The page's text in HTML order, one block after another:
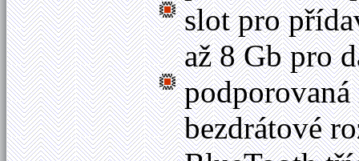
slot pro
až 8 Gb pro
bezdrátové